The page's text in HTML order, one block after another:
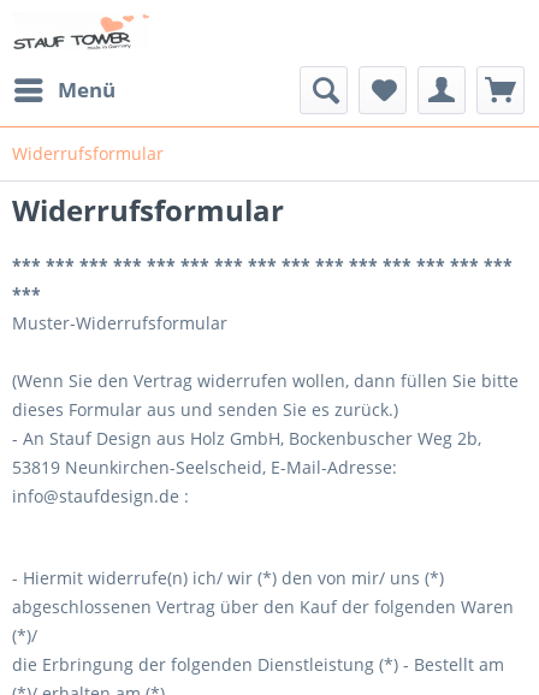
Menü
Widerrufsformular
Widerrufsformular
*** *** *** *** *** *** *** *** *** *** *** *** *** *** ***
***
Muster-Widerrufsformular
(Wenn Sie den Vertrag widerrufen wollen, dann füllen Sie bitte
dieses Formular aus und senden Sie es zurück.)
- An Stauf Design aus Holz GmbH, Bockenbuscher Weg 2b,
53819 Neunkirchen-Seelscheid, E-Mail-Adresse:
info@staufdesign.de :
- Hiermit widerrufe(n) ich/ wir (*) den von mir/ uns (*)
abgeschlossenen Vertrag über den Kauf der folgenden Waren
(*)/
die Erbringung der folgenden Dienstleistung (*) - Bestellt am